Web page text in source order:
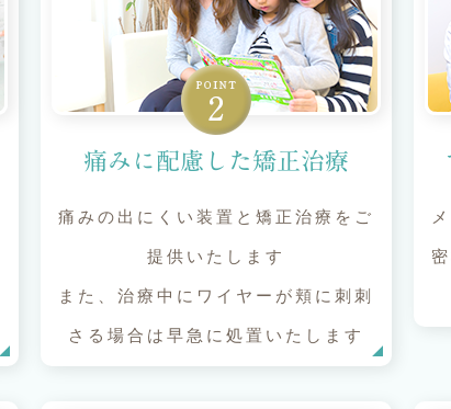
痛みに配慮した矯正治療
痛みの出にくい装置と矯正治療をご
提供いたします
また、治療中にワイヤーが頬に刺刺
さる場合は早急に処置いたします